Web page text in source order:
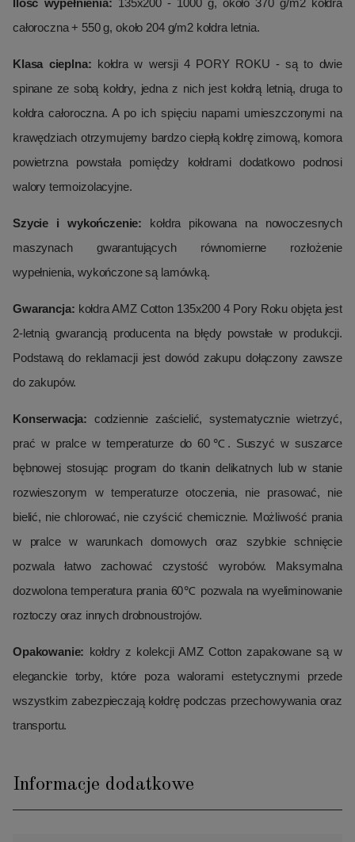
Ilość wypełnienia: 135x200 - 1000 g, około 370 g/m2 kołdra
całoroczna + 550 g, około 204 g/m2 kołdra letnia.
Klasa cieplna: kołdra w wersji 4 PORY ROKU - są to dwie
spinane ze sobą kołdry, jedna z nich jest kołdrą letnią, druga to
kołdra całoroczna. A po ich spięciu napami umieszczonymi na
krawędziach otrzymujemy bardzo ciepłą kołdrę zimową, komora
powietrzna powstała pomiędzy kołdrami dodatkowo podnosi
walory termoizolacyjne.
Szycie i wykończenie: kołdra pikowana na nowoczesnych
maszynach gwarantujących równomierne rozłożenie
wypełnienia, wykończone są lamówką.
Gwarancja: kołdra AMZ Cotton 135x200 4 Pory Roku objęta jest
2-letnią gwarancją producenta na błędy powstałe w produkcji.
Podstawą do reklamacji jest dowód zakupu dołączony zawsze
do zakupów.
Konserwacja: codziennie zaścielić, systematycznie wietrzyć,
prać w pralce w temperaturze do 60℃. Suszyć w suszarce
bębnowej stosując program do tkanin delikatnych lub w stanie
rozwieszonym w temperaturze otoczenia, nie prasować, nie
bielić, nie chlorować, nie czyścić chemicznie. Możliwość prania
w pralce w warunkach domowych oraz szybkie schnięcie
pozwala łatwo zachować czystość wyrobów. Maksymalna
dozwolona temperatura prania 60℃ pozwala na wyeliminowanie
roztoczy oraz innych drobnoustrojów.
Opakowanie: kołdry z kolekcji AMZ Cotton zapakowane są w
eleganckie torby, które poza walorami estetycznymi przede
wszystkim zabezpieczają kołdrę podczas przechowywania oraz
transportu.
Informacje dodatkowe